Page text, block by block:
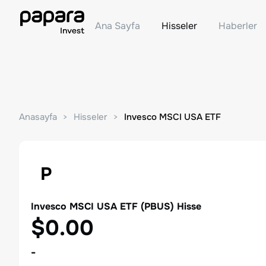
Ana Sayfa Hisseler Haberler
Anasayfa Hisseler Invesco MSCI USA ETF
P
Invesco MSCI USA ETF (PBUS) Hisse
$0.00
-